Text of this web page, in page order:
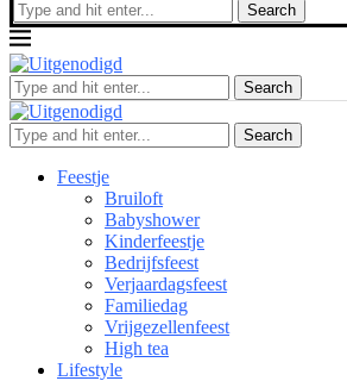
Search
Search
Search
Feestje
Bruiloft
Babyshower
Kinderfeestje
Bedrijfsfeest
Verjaardagsfeest
Familiedag
Vrijgezellenfeest
High tea
Lifestyle